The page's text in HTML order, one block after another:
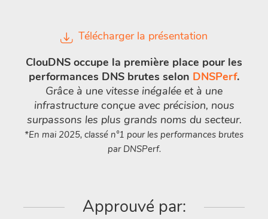
Télécharger la présentation
ClouDNS occupe la première place pour les
performances DNS brutes selon DNSPerf.
Grâce à une vitesse inégalée et à une
infrastructure conçue avec précision, nous
surpassons les plus grands noms du secteur.
*En mai 2025, classé n°1 pour les performances brutes
par DNSPerf.
Approuvé par: